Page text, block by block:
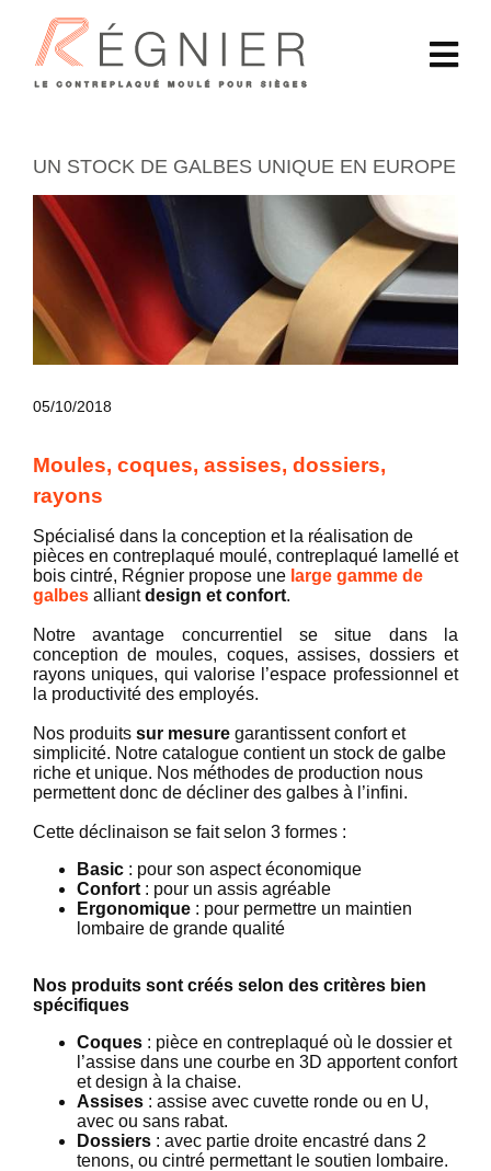
UN STOCK DE GALBES UNIQUE EN EUROPE
05/10/2018
Moules, coques, assises, dossiers,
rayons
Spécialisé dans la conception et la réalisation de
pièces en contreplaqué moulé, contreplaqué lamellé et
bois cintré, Régnier propose une large gamme de
galbes alliantdesign et confort.
Notre avantage concurrentiel se situe dans la
conception de moules, coques, assises, dossiers et
rayons uniques, qui valorise l’espace professionnel et
la productivité des employés.
Nos produits sur mesure garantissent confort et
simplicité. Notre catalogue contient un stock de galbe
riche et unique. Nos méthodes de production nous
permettent donc de décliner des galbes à l’infini.
Cette déclinaison se fait selon 3 formes :
Basic : pour son aspect économique
Confort : pour un assis agréable
Ergonomique : pour permettre un maintien
lombaire de grande qualité
Nos produits sont créés selon des critères bien
spécifiques
Coques : pièce en contreplaqué où le dossier et
l’assise dans une courbe en 3D apportent confort
et design à la chaise.
Assises : assise avec cuvette ronde ou en U,
avec ou sans rabat.
Dossiers : avec partie droite encastré dans 2
tenons, ou cintré permettant le soutien lombaire.